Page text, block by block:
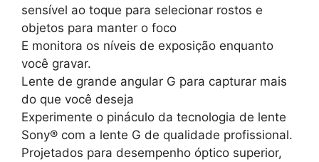
sensível ao toque para selecionar rostos e
objetos para manter o foco
E monitora os níveis de exposição enquanto
você gravar.
Lente de grande angular G para capturar mais
do que você deseja
Experimente o pináculo da tecnologia de lente
Sony® com a lente G de qualidade profissional.
Projetados para desempenho óptico superior,